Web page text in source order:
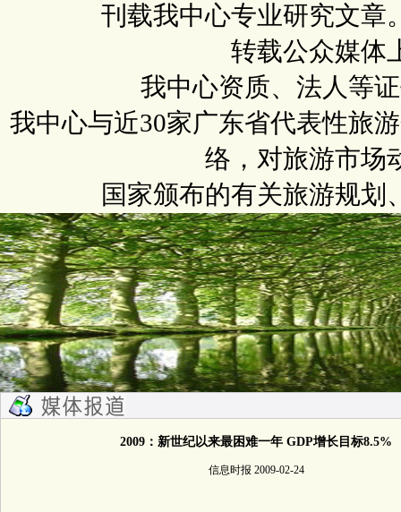
刊载我中心专业研究文章
转载公众媒体
我中心资质、法人等
我中心与近30家广东省代表性旅
络，对旅游市场
国家颁布的有关旅游规划
2009：新世纪以来最困难一年 GDP增长目标8.5%
信息时报 2009-02-24